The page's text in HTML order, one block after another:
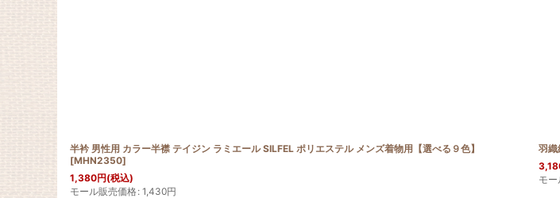
半衿 男性用 カラー半襟 テイジン ラミエール SILFEL ポリエステル メンズ着物用【選べる９色】
[MHN2350]
1,380円(税込)
モール販売価格: 1,430円
羽織
モ